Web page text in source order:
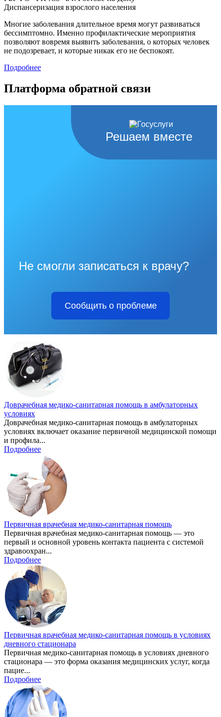
Диспансеризация взрослого населения
Многие заболевания длительное время могут развиваться
бессимптомно. Именно профилактические мероприятия
позволяют вовремя выявить заболевания, о которых человек
не подозревает, и которые никак его не беспокоят.
Подробнее
Платформа обратной связи
Решаем вместе
Не смогли записаться к врачу?
Сообщить о проблеме
Доврачебная медико-санитарная помощь в амбулаторных
условиях
Доврачебная медико-санитарная помощь в амбулаторных
условиях включает оказание первичной медицинской помощи
и профила...
Подробнее
Первичная врачебная медико-санитарная помощь
Первичная врачебная медико-санитарная помощь — это
первый и основной уровень контакта пациента с системой
здравоохран...
Подробнее
Первичная врачебная медико-санитарная помощь в условиях
дневного стационара
Первичная медико-санитарная помощь в условиях дневного
стационара — это форма оказания медицинских услуг, когда
пацие...
Подробнее